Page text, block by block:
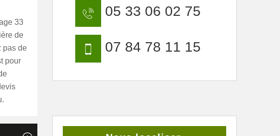
33
de
pas de
pour
05 33 06 02 75
07 84 78 11 15